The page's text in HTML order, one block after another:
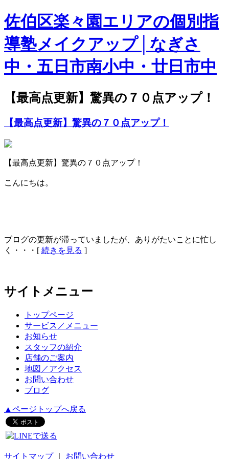
佐伯区楽々園エリアの個別指
導塾メイクアップ│なぎさ
中・五日市南小中・廿日市中
【最高点更新】驚異の７０点アップ！
【最高点更新】驚異の７０点アップ！
【最高点更新】驚異の７０点アップ！
こんにちは。
ブログの更新が滞っていましたが、ありがたいことに忙し
く・・・[ 続きを見る ]
サイトメニュー
トップページ
サービス／メニュー
お知らせ
スタッフの紹介
店舗のご案内
地図／アクセス
お問い合わせ
ブログ
▲ページトップへ戻る
サイトマップ｜ お問い合わせ